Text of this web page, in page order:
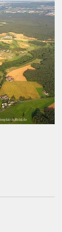
luftbild.de